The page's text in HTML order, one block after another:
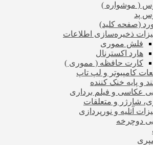
( موشواره )
پد
(صفحه کلید)
ذخیره‌سازی اطلاعات
فلش مموری
هارد اکسترنال
کارت حافظه ( مموری )
کامپیوتر و لپ تاپ
و پایه خنک کننده
عکاسی و فیلم برداری
شارژر و متعلقات
آتلیه و نورپردازی
دوچرخه